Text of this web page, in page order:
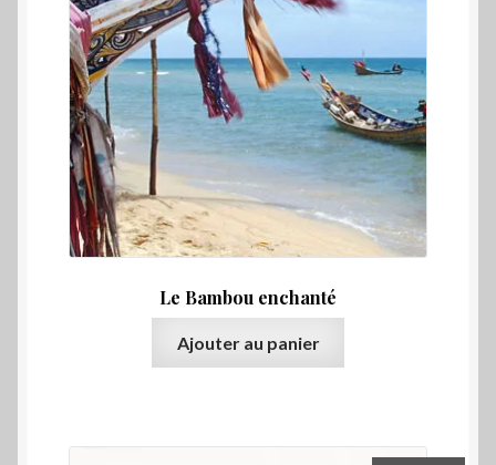
Le Bambou enchanté
Ajouter au panier